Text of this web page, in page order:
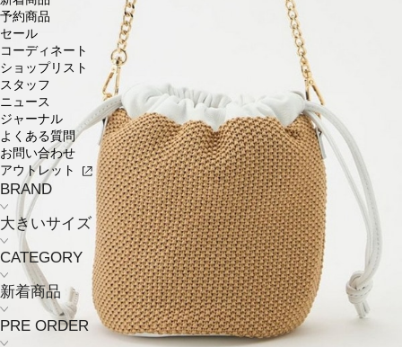
予約商品
セール
コーディネート
ショップリスト
スタッフ
ニュース
ジャーナル
よくある質問
お問い合わせ
アウトレット
BRAND
大きいサイズ
CATEGORY
新着商品
PRE ORDER